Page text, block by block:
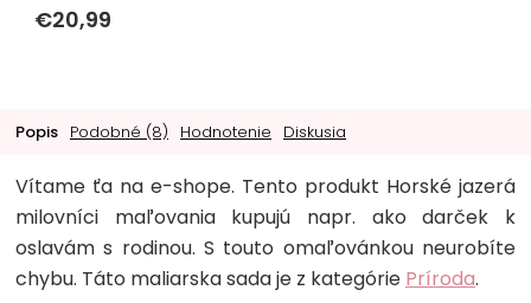
€20,99
Popis Podobné (8) Hodnotenie Diskusia
Vítame ťa na e-shope. Tento produkt Horské jazerá
milovníci maľovania kupujú napr. ako darček k
oslavám s rodinou. S touto omaľovánkou neurobíte
chybu. Táto maliarska sada je z kategórie Príroda.